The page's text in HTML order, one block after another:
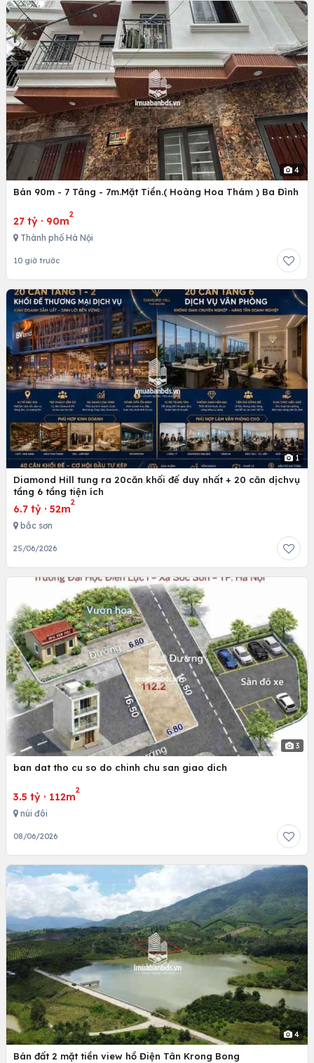
4
Bán 90m - 7 Tâng - 7m.Mặt Tiền.( Hoàng Hoa Thám ) Ba Đình
27 tỷ · 90m
2
Thành phố Hà Nội
10 giờ trước
1
Diamond Hill tung ra 20căn khối đế duy nhất + 20 căn dịchvụ
tầng 6 tầng tiện ích
6.7 tỷ · 52m
2
bắc sơn
25/06/2026
3
ban dat tho cu so do chinh chu san giao dich
3.5 tỷ · 112m
2
núi đôi
08/06/2026
4
Bán đất 2 mặt tiền view hồ Điện Tân Krong Bong